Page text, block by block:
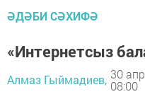
ӘДӘБИ СӘХИФӘ
«Интернетсыз
Алмаз Гыймадиев, 30
08:00